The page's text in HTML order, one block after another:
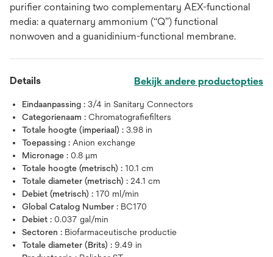
purifier containing two complementary AEX-functional
media: a quaternary ammonium (“Q”) functional
nonwoven and a guanidinium-functional membrane.
Details Bekijk andere productopties
Eindaanpassing : 3/4 in Sanitary Connectors
Categorienaam : Chromatografiefilters
Totale hoogte (imperiaal) : 3.98 in
Toepassing : Anion exchange
Micronage : 0.8 μm
Totale hoogte (metrisch) : 10.1 cm
Totale diameter (metrisch) : 24.1 cm
Debiet (metrisch) : 170 ml/min
Global Catalog Number : BC170
Debiet : 0.037 gal/min
Sectoren : Biofarmaceutische productie
Totale diameter (Brits) : 9.49 in